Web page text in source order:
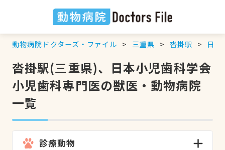
動物病院ドクターズ・ファイル 三重県 沓掛駅 日本
沓掛駅(三重県)、日本小児歯科学会
小児歯科専門医の獣医・動物病院
一覧
診療動物